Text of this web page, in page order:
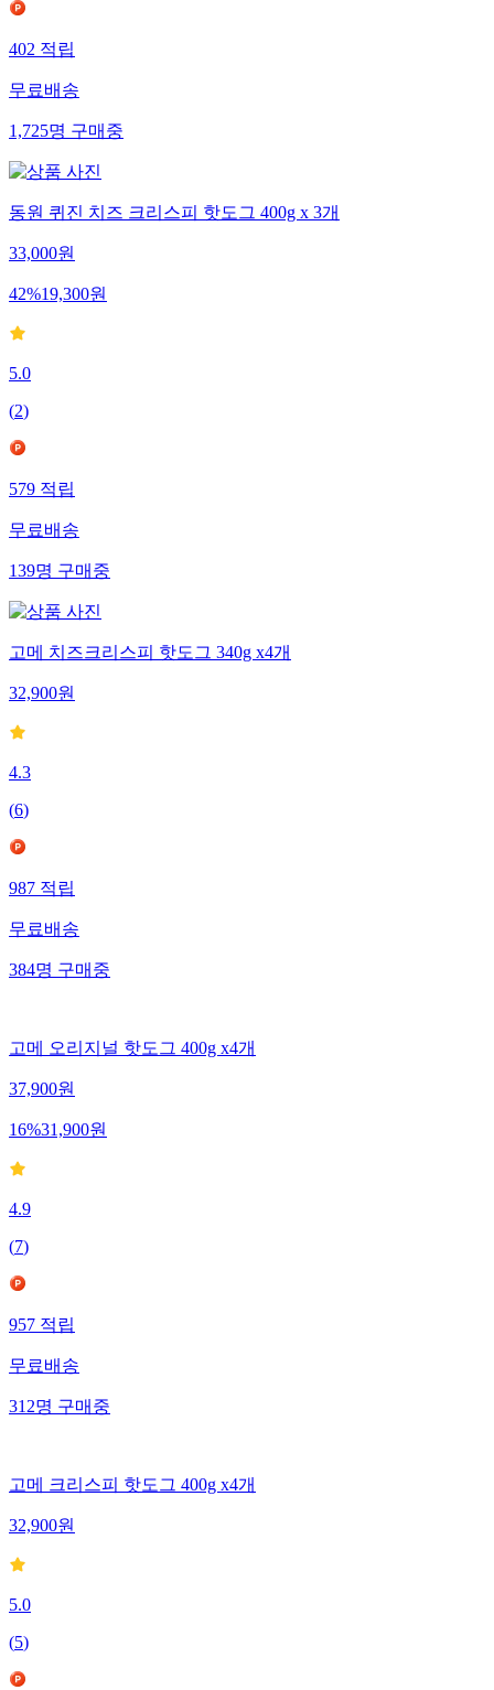
402 적립
무료배송
1,725명 구매중
동원 퀴진 치즈 크리스피 핫도그 400g x 3개
33,000원
42%19,300원
5.0
(2)
579 적립
무료배송
139명 구매중
고메 치즈크리스피 핫도그 340g x4개
32,900원
4.3
(6)
987 적립
무료배송
384명 구매중
고메 오리지널 핫도그 400g x4개
37,900원
16%31,900원
4.9
(7)
957적립
무료배송
312명구매중
고메 크리스피 핫도그 400g x4개
32,900원
5.0
(5)